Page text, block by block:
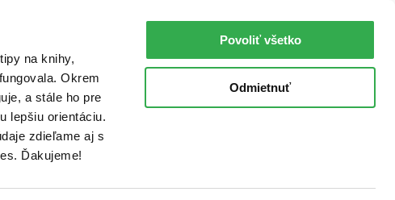
na knihy,
Okrem
a stále ho pre
lepšiu orientáciu.
zdieľame aj s
Ďakujeme!
Povoliť všetko
Odmietnuť